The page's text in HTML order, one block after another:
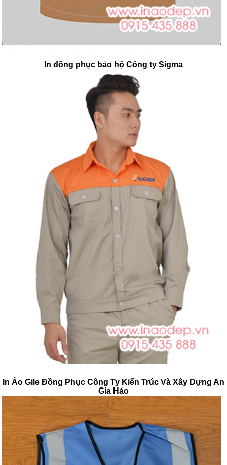
In đồng phục bảo hộ Công ty Sigma
In Áo Gile Đồng Phục Công Ty Kiến Trúc Và Xây Dựng An
Gia Hảo